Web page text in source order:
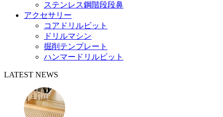
ステンレス鋼階段段鼻
アクセサリー
コアドリルビット
ドリルマシン
掘削テンプレート
ハンマードリルビット
LATEST NEWS